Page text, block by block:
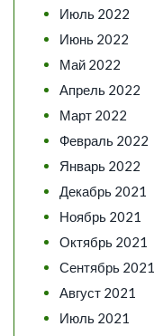
Июль 2022
Июнь 2022
Май 2022
Апрель 2022
Март 2022
Февраль 2022
Январь 2022
Декабрь 2021
Ноябрь 2021
Октябрь 2021
Сентябрь 2021
Август 2021
Июль 2021